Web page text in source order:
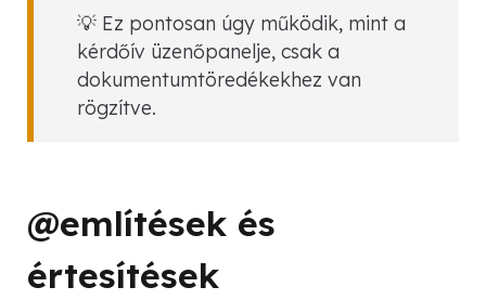
💡 Ez pontosan úgy működik, mint a
kérdőív üzenőpanelje, csak a
dokumentumtöredékekhez van
rögzítve.
@említések és
értesítések